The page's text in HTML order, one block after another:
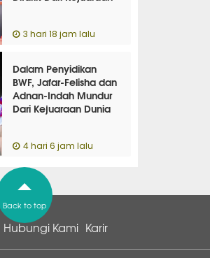
3 hari 18 jam lalu
Dalam Penyidikan
BWF, Jafar-Felisha dan
Adnan-Indah Mundur
Dari Kejuaraan Dunia
4 hari 6 jam lalu
Back to top
Hubungi Kami Karir